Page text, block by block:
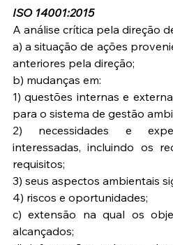
ISO 14001:2015
A análise crítica pela direção
a) a situação de ações
anteriores pela direção;
b) mudanças em:
1) questões internas e
para o sistema de gestão
2) necessidades e
interessadas, incluindo os
requisitos;
3) seus aspectos ambientais
4) riscos e oportunidades;
c) extensão na qual os
alcançados;